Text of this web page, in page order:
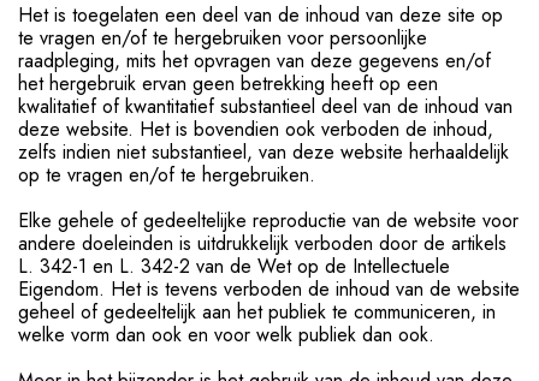
Het is toegelaten een deel van de inhoud van deze site op
te vragen en/of te hergebruiken voor persoonlijke
raadpleging, mits het opvragen van deze gegevens en/of
het hergebruik ervan geen betrekking heeft op een
kwalitatief of kwantitatief substantieel deel van de inhoud van
deze website. Het is bovendien ook verboden de inhoud,
zelfs indien niet substantieel, van deze website herhaaldelijk
op te vragen en/of te hergebruiken.
Elke gehele of gedeeltelijke reproductie van de website voor
andere doeleinden is uitdrukkelijk verboden door de artikels
L. 342-1 en L. 342-2 van de Wet op de Intellectuele
Eigendom. Het is tevens verboden de inhoud van de website
geheel of gedeeltelijk aan het publiek te communiceren, in
welke vorm dan ook en voor welk publiek dan ook.